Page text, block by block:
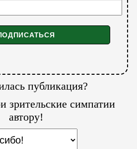
публикация?
зрительские симпатии
автору!